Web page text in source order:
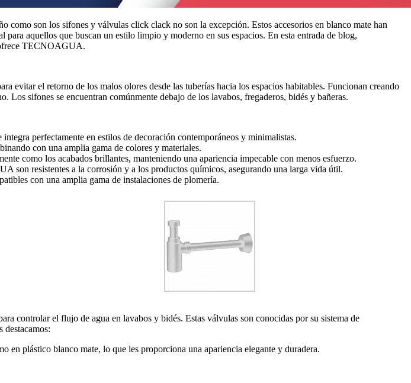
como son los sifones y válvulas click clack no son la excepción. Estos accesorios en blanco mate han
aquellos que buscan un estilo limpio y moderno en sus espacios. En esta entrada de blog,
TECNOAGUA.
evitar el retorno de los malos olores desde las tuberías hacia los espacios habitables. Funcionan creando
Los sifones se encuentran comúnmente debajo de los lavabos, fregaderos, bidés y bañeras.
perfectamente en estilos de decoración contemporáneos y minimalistas.
con una amplia gama de colores y materiales.
como los acabados brillantes, manteniendo una apariencia impecable con menos esfuerzo.
son resistentes a la corrosión y a los productos químicos, asegurando una larga vida útil.
con una amplia gama de instalaciones de plomería.
controlar el flujo de agua en lavabos y bidés. Estas válvulas son conocidas por su sistema de
destacamos:
plástico blanco mate, lo que les proporciona una apariencia elegante y duradera.